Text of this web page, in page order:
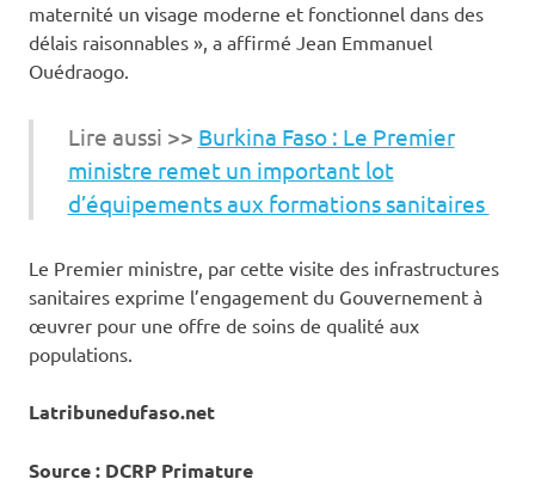
maternité un visage moderne et fonctionnel dans des
délais raisonnables », a affirmé Jean Emmanuel
Ouédraogo.
Lire aussi >> Burkina Faso : Le Premier
ministre remet un important lot
d’équipements aux formations sanitaires
Le Premier ministre, par cette visite des infrastructures
sanitaires exprime l’engagement du Gouvernement à
œuvrer pour une offre de soins de qualité aux
populations.
Latribunedufaso.net
Source : DCRP Primature